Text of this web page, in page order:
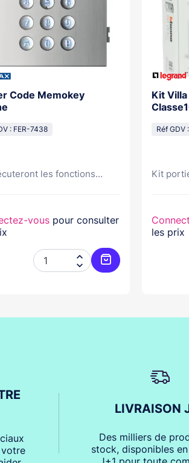
Code Memokey
: FER-7438
les fonctions...
vous pour consulter


Ajouter au panier
Kit
Réf GDV
Kit
les prix
LIVRAISON
Des milliers de
stock, disponibles